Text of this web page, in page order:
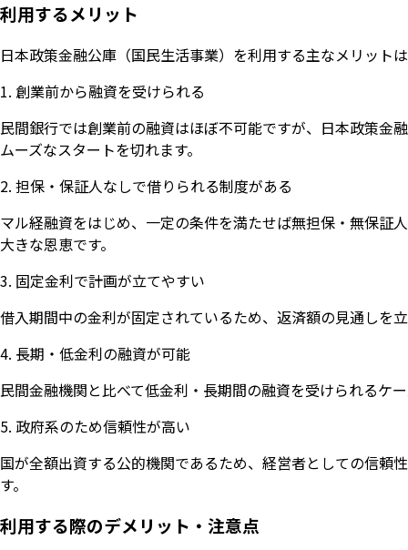
利用するメリット
日本政策金融公庫（国民生活事業）を利用する主なメリット
1. 創業前から融資を受けられる
民間銀行では創業前の融資はほぼ不可能ですが、日本政策金
ムーズなスタートを切れます。
2. 担保・保証人なしで借りられる制度がある
マル経融資をはじめ、一定の条件を満たせば無担保・無保証
大きな恩恵です。
3. 固定金利で計画が立てやすい
借入期間中の金利が固定されているため、返済額の見通しを
4. 長期・低金利の融資が可能
民間金融機関と比べて低金利・長期間の融資を受けられるケ
5. 政府系のため信頼性が高い
国が全額出資する公的機関であるため、経営者としての信頼
す。
利用する際のデメリット・注意点